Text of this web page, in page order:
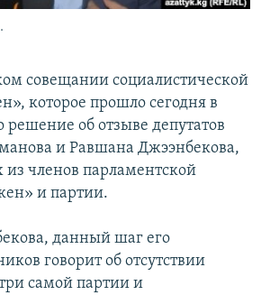
совещании социалистической
которое прошло сегодня в
об отзыве депутатов
и Равшана Джээнбекова,
из членов парламентской
и партии.
данный шаг его
говорит об отсутствии
самой партии и